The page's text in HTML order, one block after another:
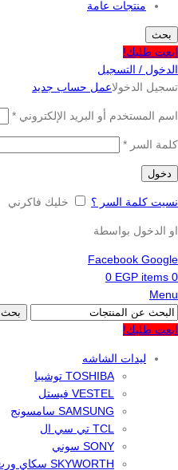
منتجات عامة
بحث
ابعت طلبك!
الدخول / التسجيل
تسجيل الدخولاعمل حساب جديد
اسم المستخدم أو البريد الإلكتروني *
كلمة السر *
دخول
نسيت كلمة السر ؟ خليك فاكرني
او الدخول بواسطة
Facebook Google
0
items
0 EGP
Menu
بحث
ابعت طلبك!
ليدات الشاشه
TOSHIBA توشيبا
VESTEL فيستل
SAMSUNG سامسونج
TCL تي سي ال
SONY سوني
SKYWORTH سكاي ورث